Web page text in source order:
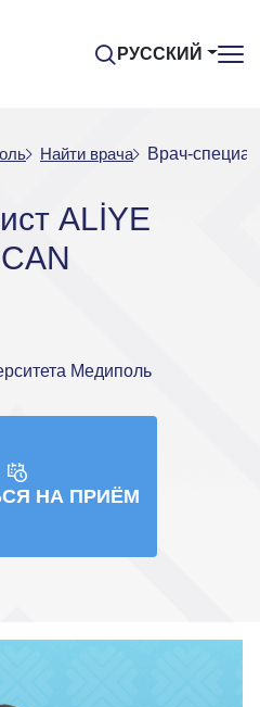
РУССКИЙ
Найти врача Врач-
ALİYE
Медиполь
НА ПРИЁМ